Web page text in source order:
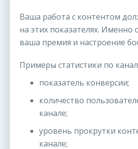
Ваша работа с контентом
на этих показателях. Именно
ваша премия и настроение
Примеры статистики по
показатель конверсии;
количество
канале;
уровень прокрутки
канале;